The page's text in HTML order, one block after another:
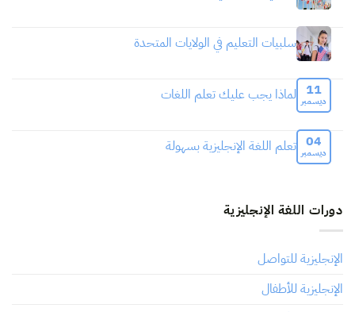
سلبيات التعليم في الولايات المتحدة
11
ديسمبر لماذا يجب عليك تعلم اللغات
04
ديسمبر تعلم اللغة الإنجليزية بسهولة
دورات اللغة الإنجليزية
الإنجليزية للتواصل
الإنجليزية للأطفال